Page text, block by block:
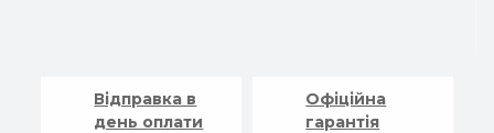
Відправка в
день оплати
Офіційна
гарантія